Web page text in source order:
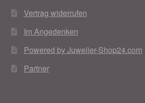
Vertrag widerrufen
Im Angedenken
Powered by Juwelier-Shop24.com
Partner